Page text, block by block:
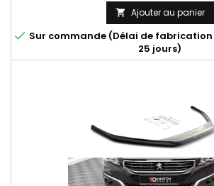
 Ajouter au panier
 Sur commande (Délai de
25 jours)